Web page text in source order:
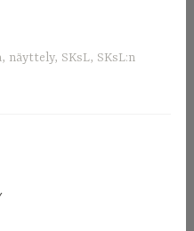
, näyttely, SKsL, SKsL:n